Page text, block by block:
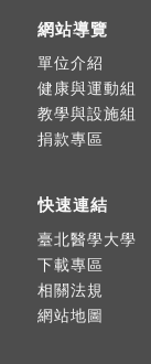
網站導覽
單位介紹
健康與運動組
教學與設施組
捐款專區
快速連結
臺北醫學大學
下載專區
相關法規
網站地圖